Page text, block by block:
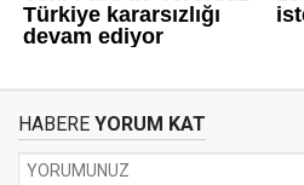
HABERE YORUM KAT